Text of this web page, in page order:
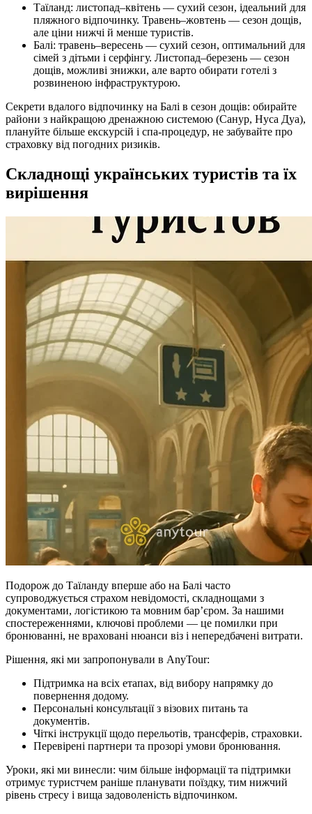
Таїланд: листопад–квітень — сухий сезон, ідеальний для
пляжного відпочинку. Травень–жовтень — сезон дощів,
але ціни нижчі й менше туристів.
Балі: травень–вересень — сухий сезон, оптимальний для
сімей з дітьми і серфінгу. Листопад–березень — сезон
дощів, можливі знижки, але варто обирати готелі з
розвиненою інфраструктурою.
Секрети вдалого відпочинку на Балі в сезон дощів: обирайте
райони з найкращою дренажною системою (Санур, Нуса Дуа),
плануйте більше екскурсій і спа-процедур, не забувайте про
страховку від погодних ризиків.
Складнощі українських туристів та їх
вирішення
Подорож до Таїланду вперше або на Балі часто
супроводжується страхом невідомості, складнощами з
документами, логістикою та мовним бар’єром. За нашими
спостереженнями, ключові проблеми — це помилки при
бронюванні, не враховані нюанси віз і непередбачені витрати.
Рішення, які ми запропонували в AnyTour:
Підтримка на всіх етапах, від вибору напрямку до
повернення додому.
Персональні консультації з візових питань та
документів.
Чіткі інструкції щодо перельотів, трансферів, страховки.
Перевірені партнери та прозорі умови бронювання.
Уроки, які ми винесли: чим більше інформації та підтримки
отримує туристчем раніше планувати поїздку, тим нижчий
рівень стресу і вища задоволеність відпочинком.